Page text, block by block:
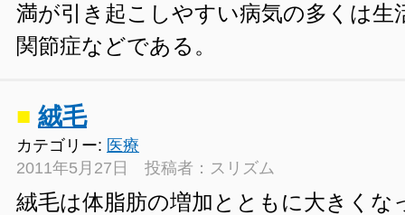
満が引き起こしやすい病気の多くは生
関節症などである。
■ 絨毛
カテゴリー: 医療
2011年5月27日 投稿者：スリズム
絨毛は体脂肪の増加とともに大きくな